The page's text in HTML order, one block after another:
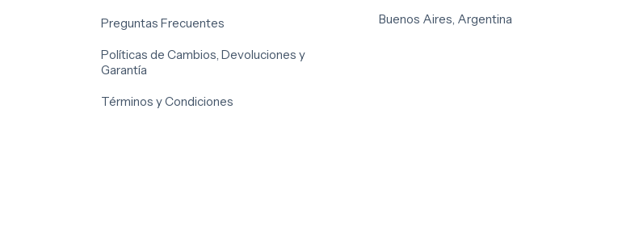
Preguntas Frecuentes
Políticas de Cambios, Devoluciones y
Garantía
Términos y Condiciones
Buenos Aires, Argentina